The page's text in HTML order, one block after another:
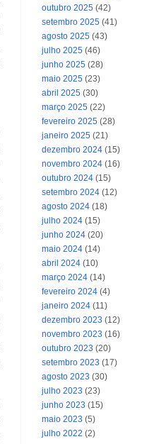
outubro 2025 (42)
setembro 2025 (41)
agosto 2025 (43)
julho 2025 (46)
junho 2025 (28)
maio 2025 (23)
abril 2025 (30)
março 2025 (22)
fevereiro 2025 (28)
janeiro 2025 (21)
dezembro 2024 (15)
novembro 2024 (16)
outubro 2024 (15)
setembro 2024 (12)
agosto 2024 (18)
julho 2024 (15)
junho 2024 (20)
maio 2024 (14)
abril 2024 (10)
março 2024 (14)
fevereiro 2024 (4)
janeiro 2024 (11)
dezembro 2023 (12)
novembro 2023 (16)
outubro 2023 (20)
setembro 2023 (17)
agosto 2023 (30)
julho 2023 (23)
junho 2023 (15)
maio 2023 (5)
julho 2022 (2)